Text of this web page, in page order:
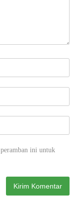
ini untuk